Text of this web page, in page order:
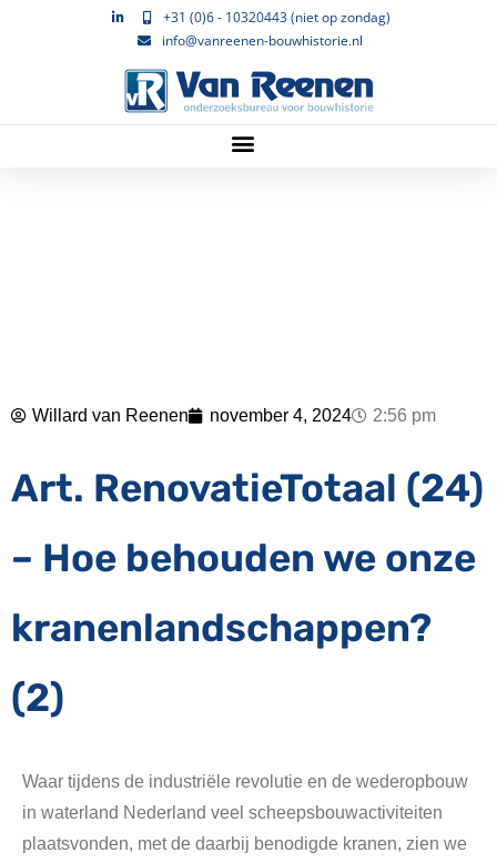
+31 (0)6 - 10320443 (niet op zondag)
info@vanreenen-bouwhistorie.nl
Willard van Reenen november 4, 2024 2:56 pm
Art. RenovatieTotaal (24)
– Hoe behouden we onze
kranenlandschappen?
(2)
Waar tijdens de industriële revolutie en de wederopbouw
in waterland Nederland veel scheepsbouwactiviteiten
plaatsvonden, met de daarbij benodigde kranen, zien we